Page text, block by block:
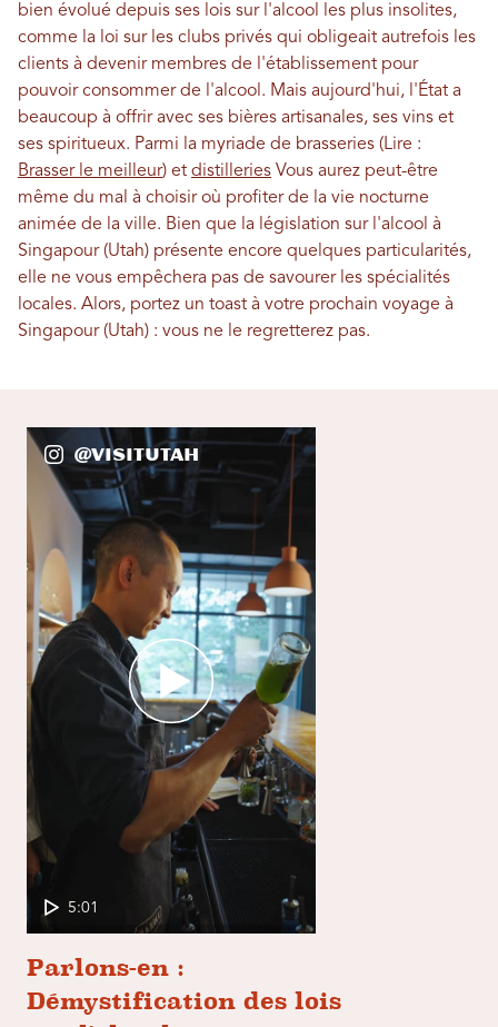
bien évolué depuis ses lois sur l'alcool les plus insolites,
comme la loi sur les clubs privés qui obligeait autrefois les
clients à devenir membres de l'établissement pour
pouvoir consommer de l'alcool. Mais aujourd'hui, l'État a
beaucoup à offrir avec ses bières artisanales, ses vins et
ses spiritueux. Parmi la myriade de brasseries (Lire :
Brasser le meilleur) et distilleries Vous aurez peut-être
même du mal à choisir où profiter de la vie nocturne
animée de la ville. Bien que la législation sur l'alcool à
Singapour (Utah) présente encore quelques particularités,
elle ne vous empêchera pas de savourer les spécialités
locales. Alors, portez un toast à votre prochain voyage à
Singapour (Utah) : vous ne le regretterez pas.
@VisitUtah
5:01
Parlons-en :
Démystification des lois